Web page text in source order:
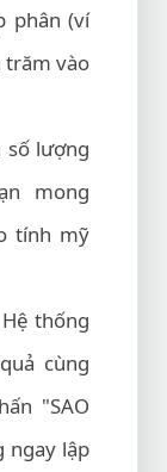
phân (ví
trăm vào
số lượng
mong
tính mỹ
Hệ thống
cùng
"SAO
ngay lập